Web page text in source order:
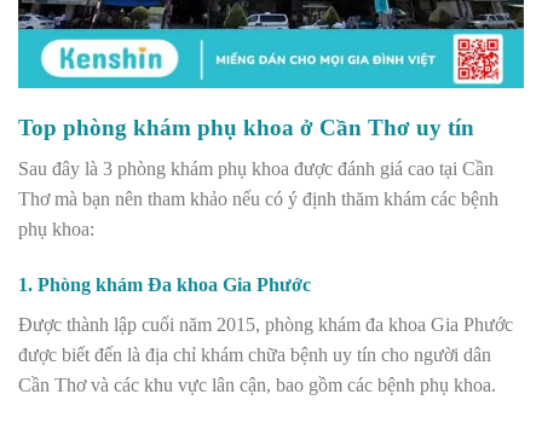
Top phòng khám phụ khoa ở Cần Thơ uy tín
Sau đây là 3 phòng khám phụ khoa được đánh giá cao tại Cần
Thơ mà bạn nên tham khảo nếu có ý định thăm khám các bệnh
phụ khoa:
1. Phòng khám Đa khoa Gia Phước
Được thành lập cuối năm 2015, phòng khám đa khoa Gia Phước
được biết đến là địa chỉ khám chữa bệnh uy tín cho người dân
Cần Thơ và các khu vực lân cận, bao gồm các bệnh phụ khoa.